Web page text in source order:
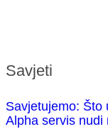
Savjeti
Savjetujemo: Što
Alpha servis nudi